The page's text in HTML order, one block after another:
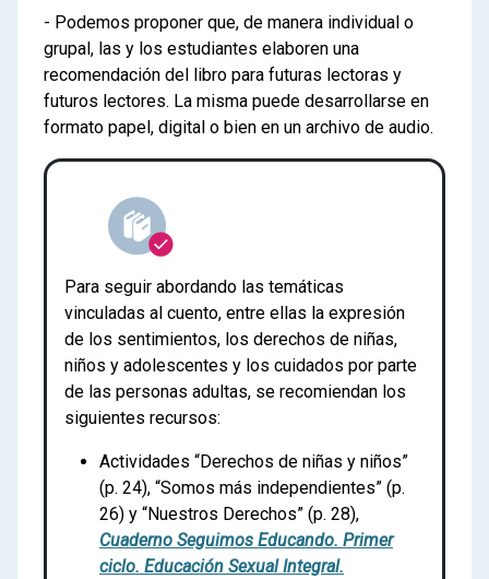
- Podemos proponer que, de manera individual o
grupal, las y los estudiantes elaboren una
recomendación del libro para futuras lectoras y
futuros lectores. La misma puede desarrollarse en
formato papel, digital o bien en un archivo de audio.
Para seguir abordando las temáticas
vinculadas al cuento, entre ellas la expresión
de los sentimientos, los derechos de niñas,
niños y adolescentes y los cuidados por parte
de las personas adultas, se recomiendan los
siguientes recursos:
Actividades “Derechos de niñas y niños”
(p. 24), “Somos más independientes” (p.
26) y “Nuestros Derechos” (p. 28),
Cuaderno Seguimos Educando. Primer
ciclo. Educación Sexual Integral.